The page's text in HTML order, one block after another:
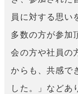
員に対する思い
多数の方が参加
会の方や社員の
からも、共感で
した。」などあ